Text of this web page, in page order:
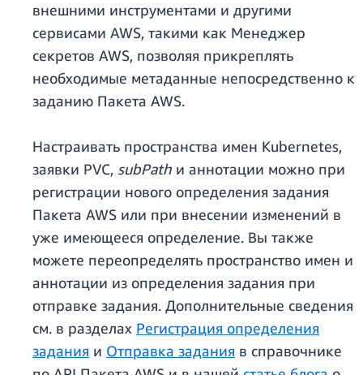
внешними инструментами и другими
сервисами AWS, такими как Менеджер
секретов AWS, позволяя прикреплять
необходимые метаданные непосредственно к
заданию Пакета AWS.
Настраивать пространства имен Kubernetes,
заявки PVC, subPath и аннотации можно при
регистрации нового определения задания
Пакета AWS или при внесении изменений в
уже имеющееся определение. Вы также
можете переопределять пространство имен и
аннотации из определения задания при
отправке задания. Дополнительные сведения
см. в разделах Регистрация определения
задания и Отправка задания в справочнике